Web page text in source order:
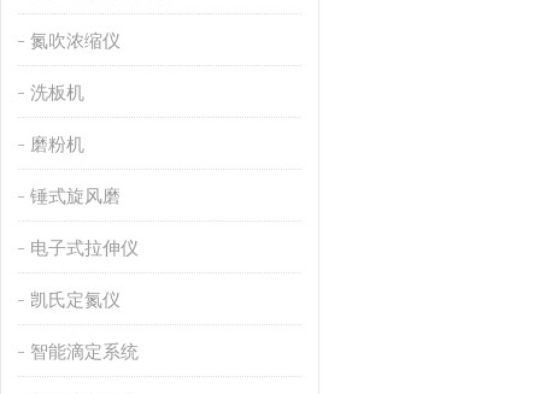
氮吹浓缩仪
洗板机
磨粉机
锤式旋风磨
电子式拉伸仪
凯氏定氮仪
智能滴定系统